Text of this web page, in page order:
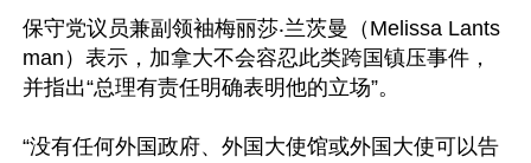
保守党议员兼副领袖梅丽莎‧兰茨曼（Melissa Lants
man）表示，加拿大不会容忍此类跨国镇压事件，
并指出“总理有责任明确表明他的立场”。
“没有任何外国政府、外国大使馆或外国大使可以告